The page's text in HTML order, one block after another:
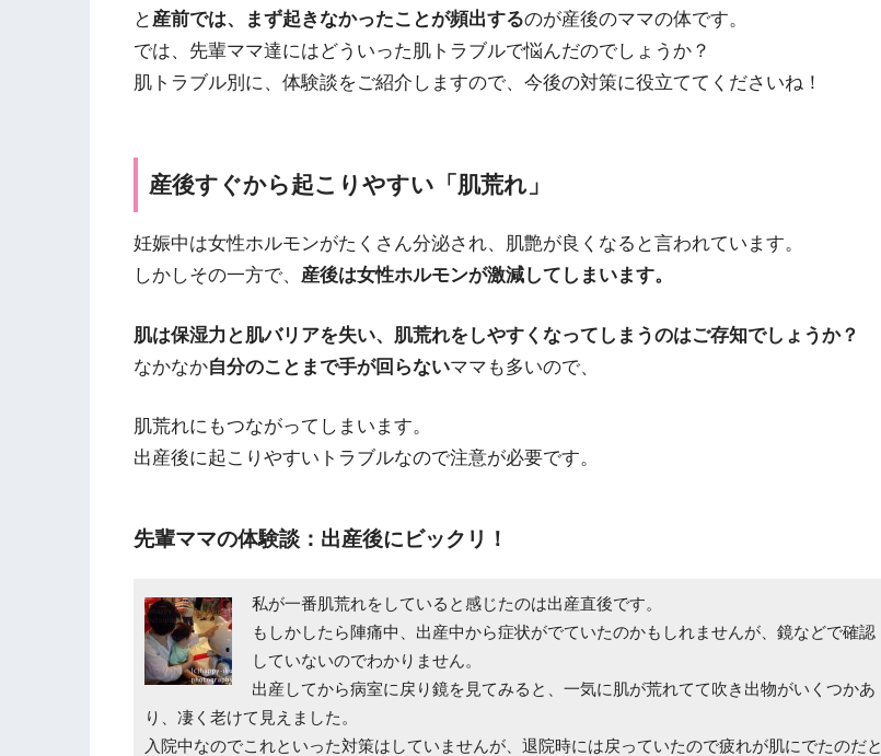
と 産前では、まず起きなかったことが頻出するのが産後のママの体です。
では、先輩ママ達にはどういった肌トラブルで悩んだのでしょうか？
肌トラブル別に、体験談をご紹介しますので、今後の対策に役立ててくださいね！
産後すぐから起こりやすい「肌荒れ」
妊娠中は女性ホルモンがたくさん分泌され、肌艶が良くなると言われています。
しかしその一方で、 産後は女性ホルモンが激減してしまいます。
肌は保湿力と肌バリアを失い、肌荒れをしやすくなってしまうのはご存知でしょうか？
なかなか自分のことまで手が回らないママも多いので、
肌荒れにもつながってしまいます。
出産後に起こりやすいトラブルなので注意が必要です。
先輩ママの体験談：出産後にビックリ！
私が一番肌荒れをしていると感じたのは出産直後です。
もしかしたら陣痛中、出産中から症状がでていたのかもしれませんが、鏡などで確認
していないのでわかりません。
出産してから病室に戻り鏡を見てみると、一気に肌が荒れてて吹き出物がいくつかあ
り、凄く老けて見えました。
入院中なのでこれといった対策はしていませんが、退院時には戻っていたので疲れが肌にでたのだと